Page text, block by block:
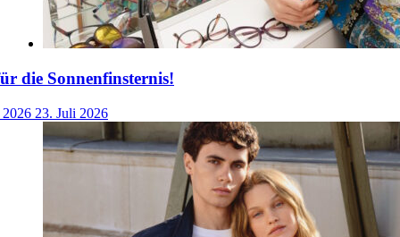
die Sonnenfinsternis!
23. Juli 2026